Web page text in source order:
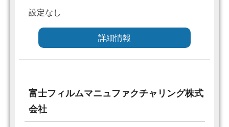
設定なし
詳細情報
富士フィルムマニュファクチャリング株式
会社